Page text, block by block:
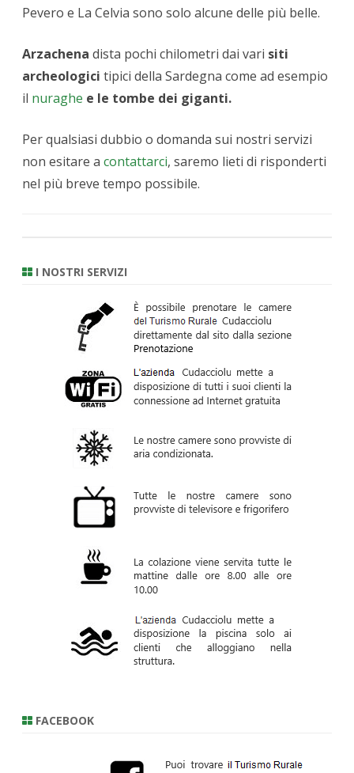
Pevero e La Celvia sono solo alcune delle più belle.
Arzachena dista pochi chilometri dai vari siti
archeologici tipici della Sardegna come ad esempio
il nuraghe e le tombe dei giganti.
Per qualsiasi dubbio o domanda sui nostri servizi
non esitare a contattarci, saremo lieti di risponderti
nel più breve tempo possibile.
I NOSTRI SERVIZI
FACEBOOK